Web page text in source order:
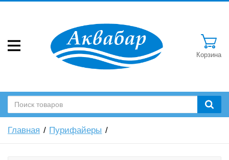
Корзина
Главная Пурифайеры